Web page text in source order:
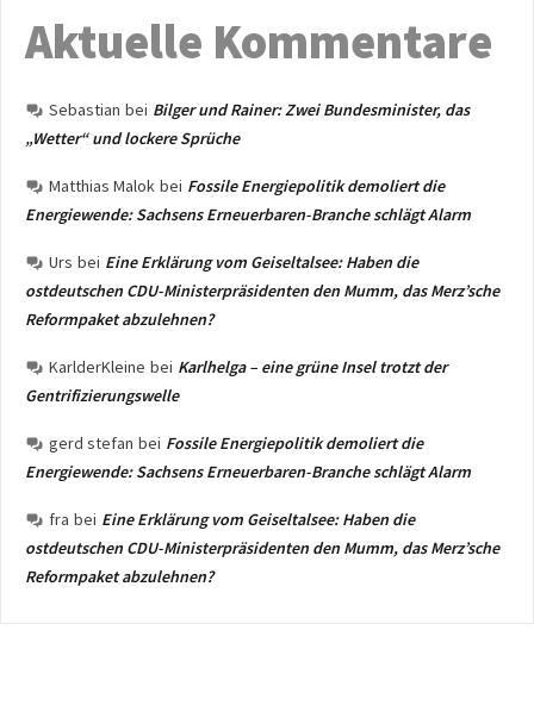
Aktuelle Kommentare
Sebastian bei Bilger und Rainer: Zwei Bundesminister, das
„Wetter“ und lockere Sprüche
Matthias Malok bei Fossile Energiepolitik demoliert die
Energiewende: Sachsens Erneuerbaren-Branche schlägt Alarm
Urs bei Eine Erklärung vom Geiseltalsee: Haben die
ostdeutschen CDU-Ministerpräsidenten den Mumm, das Merz’sche
Reformpaket abzulehnen?
KarlderKleine bei Karlhelga – eine grüne Insel trotzt der
Gentrifizierungswelle
gerd stefan bei Fossile Energiepolitik demoliert die
Energiewende: Sachsens Erneuerbaren-Branche schlägt Alarm
fra bei Eine Erklärung vom Geiseltalsee: Haben die
ostdeutschen CDU-Ministerpräsidenten den Mumm, das Merz’sche
Reformpaket abzulehnen?